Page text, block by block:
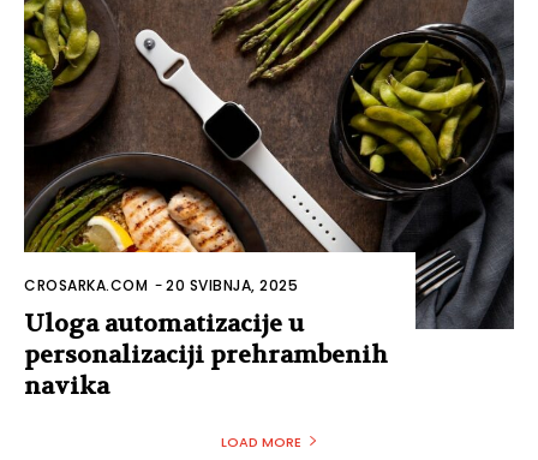
CROSARKA.COM -20 SVIBNJA, 2025
Uloga automatizacije u
personalizaciji prehrambenih
navika
LOAD MORE